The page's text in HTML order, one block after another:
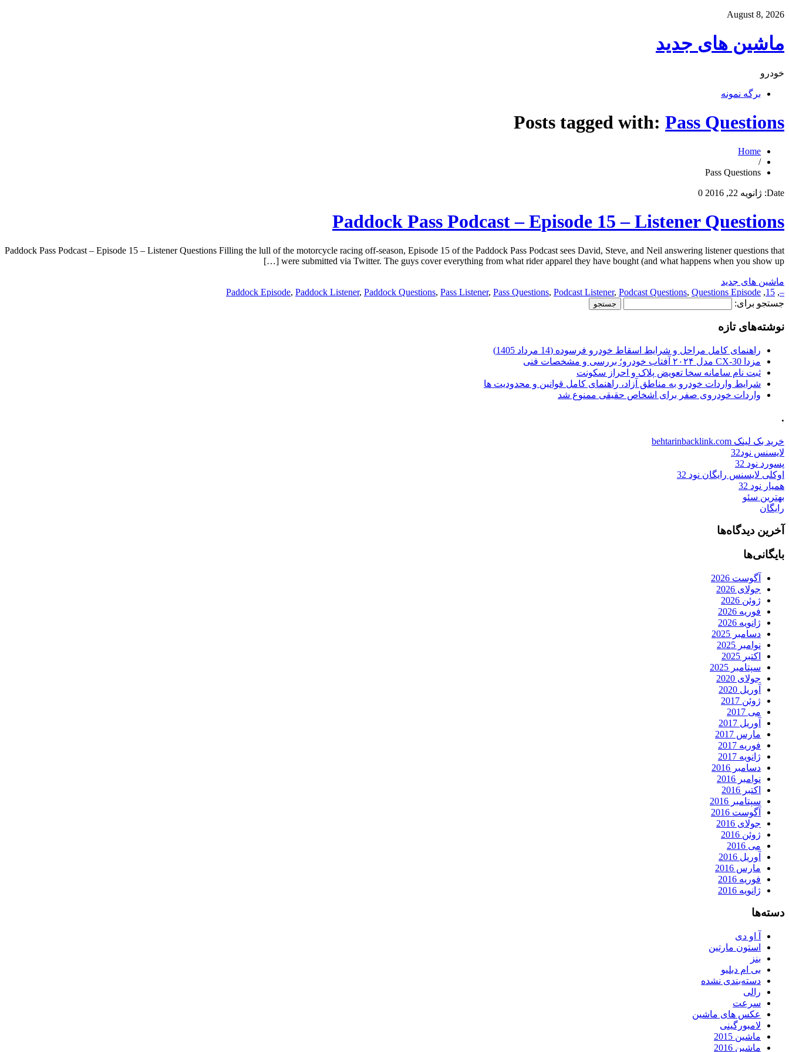
August 8, 2026
ماشین های جدید
خودرو
برگه نمونه
Posts tagged with: Pass Questions
Home
/
Pass Questions
Date: ژانویه 22, 2016 0
Paddock Pass Podcast – Episode 15 – Listener Questions
Paddock Pass Podcast – Episode 15 – Listener Questions Filling the lull of the motorcycle racing off-season, Episode 15 of the Paddock Pass Podcast sees David, Steve, and Neil answering listener questions that
were submitted via Twitter. The guys cover everything from what rider apparel they have bought (and what happens when you show up […]
ماشین های جدید
–
,
15
,
Paddock Episode, Paddock Listener, Paddock Questions, Pass Listener, Pass Questions, Podcast Listener, Podcast Questions, Questions Episode
جستجو برای:
نوشته‌های تازه
راهنمای کامل مراحل و شرایط اسقاط خودرو فرسوده (14 مرداد 1405)
مزدا CX-30 مدل ۲۰۲۴ آفتاب خودرو؛ بررسی و مشخصات فنی
ثبت نام سامانه سخا تعویض پلاک و احراز سکونت
شرایط واردات خودرو به مناطق آزاد، راهنمای کامل قوانین و محدودیت ها
واردات خودروی صفر برای اشخاص حقیقی ممنوع شد
.
خرید بک لینک behtarinbacklink.com
لایسنس نود32
پسورد نود 32
اوکلی لایسنس رایگان نود 32
همیار نود 32
بهترین سئو
رایگان
آخرین دیدگاه‌ها
بایگانی‌ها
آگوست 2026
جولای 2026
ژوئن 2026
فوریه 2026
ژانویه 2026
دسامبر 2025
نوامبر 2025
اکتبر 2025
سپتامبر 2025
جولای 2020
آوریل 2020
ژوئن 2017
می 2017
آوریل 2017
مارس 2017
فوریه 2017
ژانویه 2017
دسامبر 2016
نوامبر 2016
اکتبر 2016
سپتامبر 2016
آگوست 2016
جولای 2016
ژوئن 2016
می 2016
آوریل 2016
مارس 2016
فوریه 2016
ژانویه 2016
دسته‌ها
آ او دی
استون مارتین
بنز
بی ام دبلیو
دسته‌بندی نشده
رالی
سرعت
عکس های ماشین
لامبورگینی
ماشین 2015
ماشین 2016